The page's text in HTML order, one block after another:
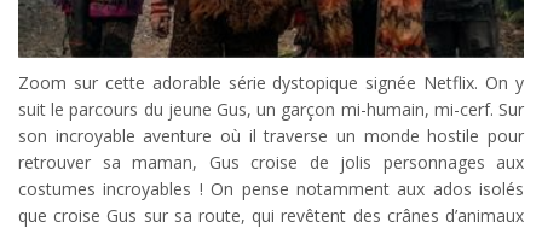
Zoom sur cette adorable série dystopique signée Netflix. On y
suit le parcours du jeune Gus, un garçon mi-humain, mi-cerf. Sur
son incroyable aventure où il traverse un monde hostile pour
retrouver sa maman, Gus croise de jolis personnages aux
costumes incroyables ! On pense notamment aux ados isolés
que croise Gus sur sa route, qui revêtent des crânes d’animaux